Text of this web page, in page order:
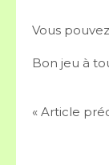
Vous
Bon jeu à
« Article